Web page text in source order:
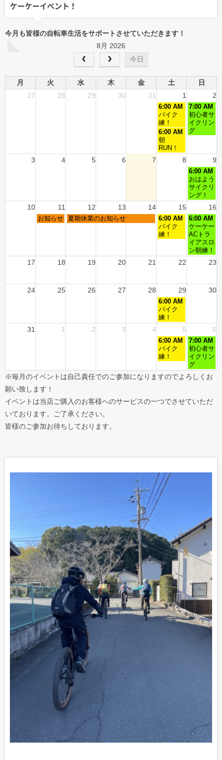
ケーケーイベント！
今月も皆様の自転車生活をサポートさせていただきます！
8月 2026
今日
月 火 水 木 金 土
日
27
28 29 30 31 1 2
6:00 AM
バイク
練！
7:00 AM
初心者サ
イクリン
グ
6:00 AM
朝
RUN！
3 4 5 6 7 8 9
6:00 AM
おはよう
サイクリ
ング！
10 11 12 13 14 15 16
お知らせ 夏期休業のお知らせ
6:00 AM
バイク
練！
6:00 AM
ケーケー
ACトラ
イアスロ
ン朝練！
17 18 19 20 21 22 23
24 25 26 27 28 29 30
6:00 AM
バイク
練！
31 1 2 3 4 5 6
6:00 AM
バイク
練！
7:00 AM
初心者サ
イクリン
グ
※毎月のイベントは自己責任でのご参加になりますのでよろしくお
願い致します！
イベントは当店ご購入のお客様へのサービスの一つでさせていただ
いております。ご了承ください。
皆様のご参加お待ちしております。